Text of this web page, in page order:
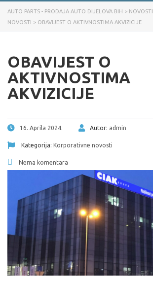
AUTO PARTS - PRODAJA AUTO DIJELOVA BIH > NOVOSTI
NOVOSTI > OBAVIJEST O AKTIVNOSTIMA AKVIZICIJE
OBAVIJEST O
AKTIVNOSTIMA
AKVIZICIJE
16. Aprila 2024. Autor: admin
Kategorija: Korporativne novosti
Nema komentara